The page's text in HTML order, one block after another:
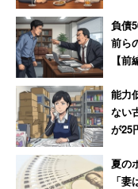
負債
前ら
【前
能力
ない
が25
夏の
「